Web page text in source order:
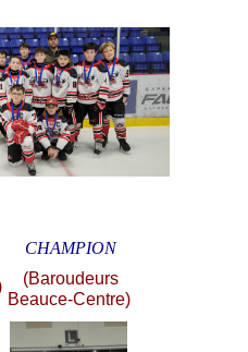
CHAMPION
(Baroudeurs
Beauce-Centre)